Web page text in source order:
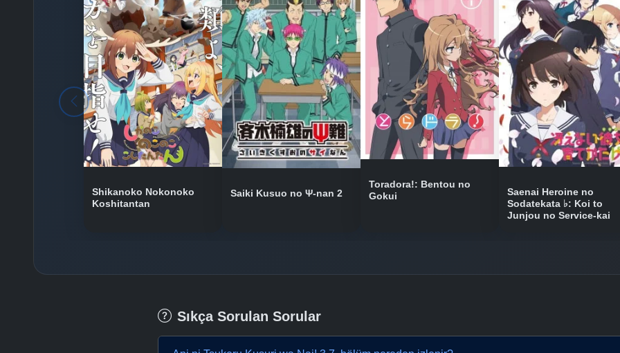
Shikanoko Nokonoko
Koshitantan
Saiki Kusuo no Ψ-nan 2
Toradora!: Bentou no
Gokui
Saenai Heroine no
Sodatekata ♭: Koi to
Junjou no Service-kai
Sıkça Sorulan Sorular